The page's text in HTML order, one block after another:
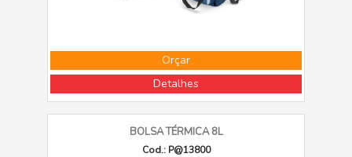
Orçar
Detalhes
BOLSA TÉRMICA 8L
Cod.: P@13800